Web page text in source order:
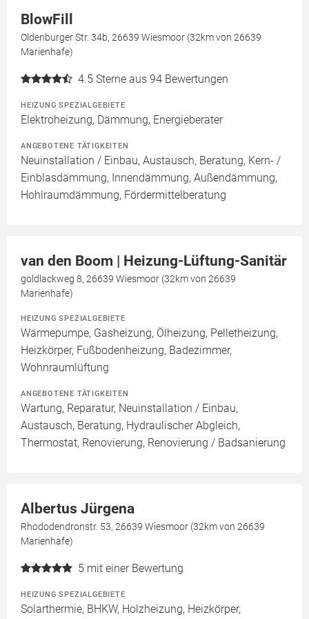
BlowFill
Oldenburger Str. 34b, 26639 Wiesmoor (32km von 26639
Marienhafe)
4.5 Sterne aus 94 Bewertungen
HEIZUNG SPEZIALGEBIETE
Elektroheizung, Dämmung, Energieberater
ANGEBOTENE TÄTIGKEITEN
Neuinstallation / Einbau, Austausch, Beratung, Kern- /
Einblasdämmung, Innendämmung, Außendämmung,
Hohlraumdämmung, Fördermittelberatung
van den Boom | Heizung-Lüftung-Sanitär
goldlackweg 8, 26639 Wiesmoor (32km von 26639
Marienhafe)
HEIZUNG SPEZIALGEBIETE
Wärmepumpe, Gasheizung, Ölheizung, Pelletheizung,
Heizkörper, Fußbodenheizung, Badezimmer,
Wohnraumlüftung
ANGEBOTENE TÄTIGKEITEN
Wartung, Reparatur, Neuinstallation / Einbau,
Austausch, Beratung, Hydraulischer Abgleich,
Thermostat, Renovierung, Renovierung / Badsanierung
Albertus Jürgena
Rhododendronstr. 53, 26639 Wiesmoor (32km von 26639
Marienhafe)
5 mit einer Bewertung
HEIZUNG SPEZIALGEBIETE
Solarthermie, BHKW, Holzheizung, Heizkörper,